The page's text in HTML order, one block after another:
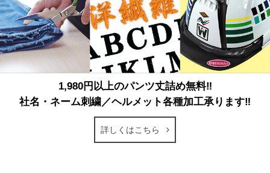
1,980円以上のパンツ丈詰め無料‼
社名・ネーム刺繍／ヘルメット各種加工承ります‼
詳しくはこちら